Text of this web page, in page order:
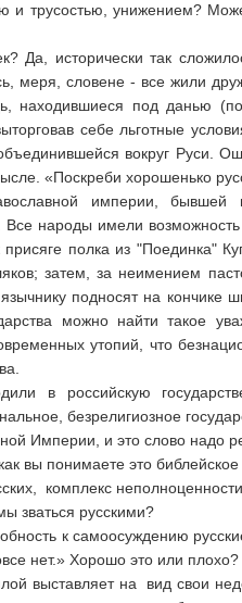
и трусостью, унижением?
Да, исторически так
меря, словене - все жили
находившиеся под данью
себе льготные
вокруг Руси.
«Поскреби хорошенько
империи,
народы имели
полка из "Поединка"
затем, за неимением
подносят на кончике
можно найти такое
утопий, что
в российскую
безрелигиозное
Империи, и это слово надо
вы понимаете это
комплекс
зваться русскими?
к самоосуждению
нет.» Хорошо это или плохо?
выставляет на вид свои